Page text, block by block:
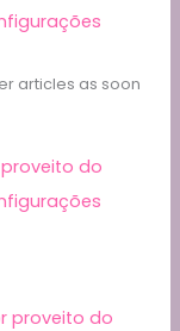
articles as soon
do
proveito do